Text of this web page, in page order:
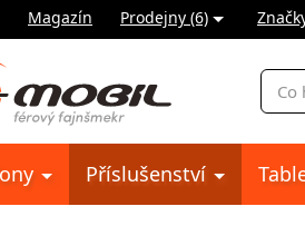
Magazín Prodejny (6)
Příslušenství